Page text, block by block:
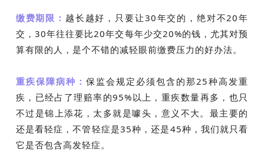
缴费期限： 越长越好，只要让30年交的，绝对不20年
交，30年往往要比20年交每年少交20%的钱，尤其对预
算有限的人，是个不错的减轻眼前缴费压力的好办法。
重疾保障病种： 保监会规定必须包含的那25种高发重
疾，已经占了理赔率的95%以上，重疾数量再多，也只
不过是锦上添花，太多就是噱头，意义不大。最主要的
还是看轻症，不管轻症是35种，还是45种，我们就只看
它是否包含高发轻症。